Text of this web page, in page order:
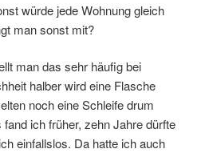
würde jede Wohnung gleich
man sonst mit?
man das sehr häufig bei
halber wird eine Flasche
noch eine Schleife drum
ich früher, zehn Jahre dürfte
einfallslos. Da hatte ich auch